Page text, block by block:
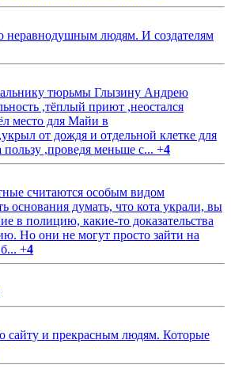
неравнодушным людям. И создателям
тюрьмы Глызину Андрею
,тёплый приют ,неостался
место для Майи в
от дождя и отдельной клетке для
,проведя меньше с... +4
считаются особым видом
основания думать, что кота украли, вы
в полицию, какие-то доказательства
Но они не могут просто зайти на
+4
сайту и прекрасным людям. Которые